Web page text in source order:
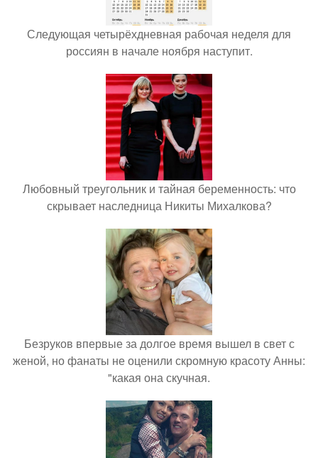
Следующая четырёхдневная рабочая неделя для
россиян в начале ноября наступит.
Любовный треугольник и тайная беременность: что
скрывает наследница Никиты Михалкова?
Безруков впервые за долгое время вышел в свет с
женой, но фанаты не оценили скромную красоту Анны:
"какая она скучная.